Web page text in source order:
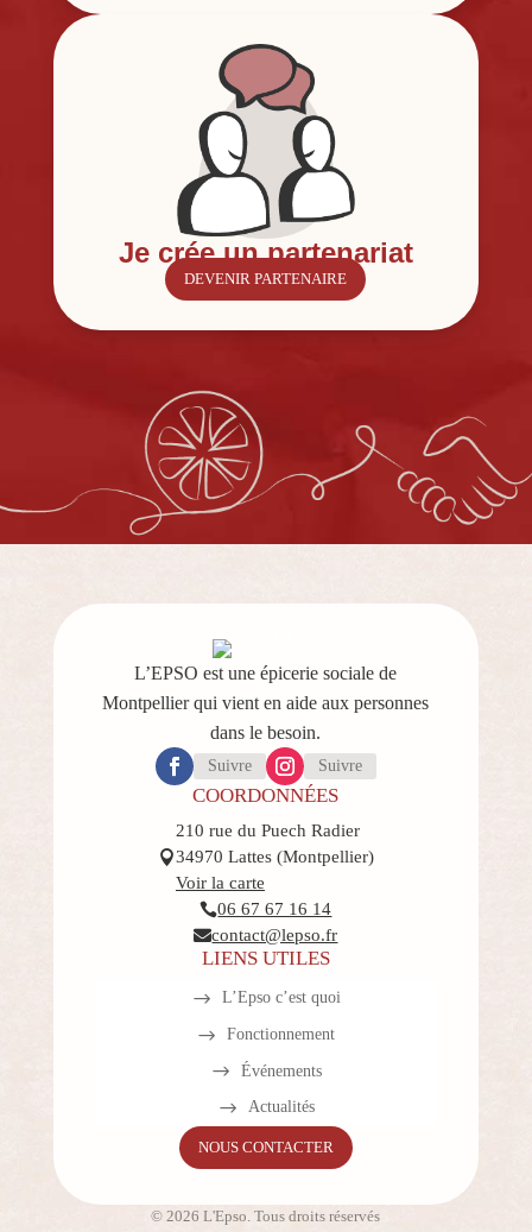
Je crée un partenariat
DEVENIR PARTENAIRE
L’EPSO est une épicerie sociale de
Montpellier qui vient en aide aux personnes
dans le besoin.
Suivre Suivre
COORDONNÉES

210 rue du Puech Radier
34970 Lattes (Montpellier)
Voir la carte
06 67 67 16 14
contact@lepso.fr
LIENS UTILES
L’Epso c’est quoi
Fonctionnement
Événements
Actualités
NOUS CONTACTER
© 2026 L'Epso. Tous droits réservés